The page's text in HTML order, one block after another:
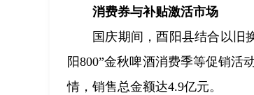
消费券与补贴激活市场
国庆期间，酉阳县结合以旧
阳800”金秋啤酒消费季等促销活
情，销售总金额达4.9亿元。